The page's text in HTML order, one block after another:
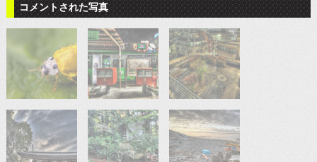
コメントされた写真